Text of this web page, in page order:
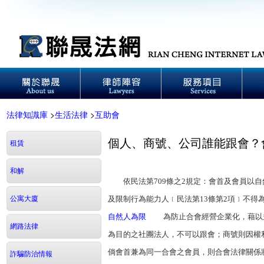
法律知識庫 >生活法律 >互助會
租賃
和解
公寓大廈
網路法律
詐騙防治情報
個人、商號、公司誰能跟會
依民法第709條之2規定：會首及會員以自
及限制行為能力人﹝民法第13條第2項﹞不
自然人為限 為防止合會經營企業化，藉以
為目的之社團法人，不可以跟會；商號則因
倘會首兼為同一合會之會員，則合會法律關